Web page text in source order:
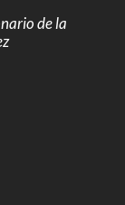
de la